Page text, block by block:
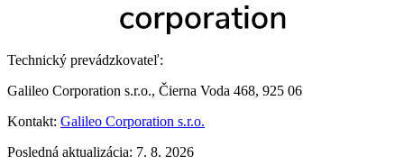
Technický prevádzkovateľ:
Galileo Corporation s.r.o., Čierna Voda 468, 925 06
Kontakt: Galileo Corporation s.r.o.
Posledná aktualizácia: 7. 8. 2026